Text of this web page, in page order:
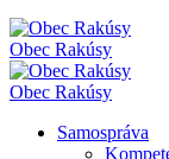
Obec Rakúsy
Obec Rakúsy
Samospráva